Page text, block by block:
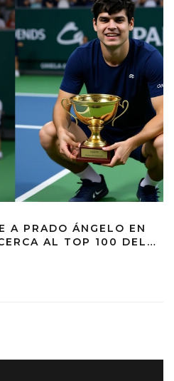
A PRADO ÁNGELO EN
AL TOP 100 DEL